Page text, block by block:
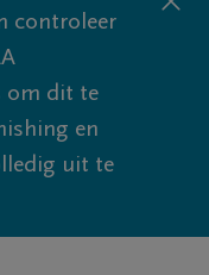
controleer
om dit te
en
uit te